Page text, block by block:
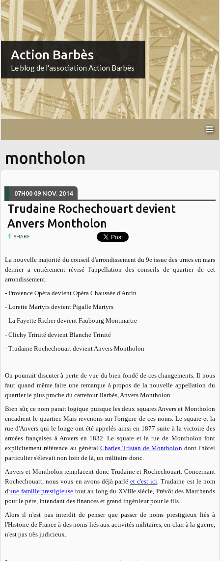
Action Barbès
Le blog de l'association Action Barbès
montholon
07H00 09 NOV. 2014
Trudaine Rochechouart devient
Anvers Montholon
SHARE
La nouvelle majorité du conseil d'arrondissement du 9e issue des urnes en mars
dernier a entièrement révisé l'appellation des conseils de quartier de cet
arrondissement.
- Provence Opéra devient Opéra Chaussée d'Antin
- Lorette Martyrs devient Pigalle Martyrs
- La Fayette Richer devient Faubourg Montmartre
- Clichy Trinité devient Blanche Trinité
- Trudaine Rochechouart devient Anvers Montholon
On pourrait discuter à perte de vue du bien fondé de ces changements. Il nous
faut quand même faire une remarque à propos de la nouvelle appellation du
quartier le plus proche du carrefour Barbès, Anvers Montholon.
Bien sûr, ce nom parait logique puisque les deux squares Anvers et Montholon
encadrent le quartier. Mais revenons sur l'origine de ces noms. Le square et la
rue d'Anvers qui le longe ont été appelés ainsi en 1877 suite à la victoire des
armées françaises à Anvers en 1832. Le square et la rue de Montholon font
explicitement référence au général Charles Tristan de Montholondont l'hôtel
particulier s'élevait non loin de là, un militaire donc.
Anvers et Montholon remplacent donc Trudaine et Rochechouart. Concernant
Rochechouart, nous vous en avons déjà parléet c'est ici. Trudaine est le nom
d'une famille prestigieuse tout au long du XVIIIe siècle, Prévôt des Marchands
pour le père, Intendant des finances et grand ingénieur pour le fils.
Alors il n'est pas interdit de penser que passer de noms prestigieux liés à
l'Histoire de France à des noms liés aux activités militaires, en clair à la guerre,
n'est pas très judicieux.